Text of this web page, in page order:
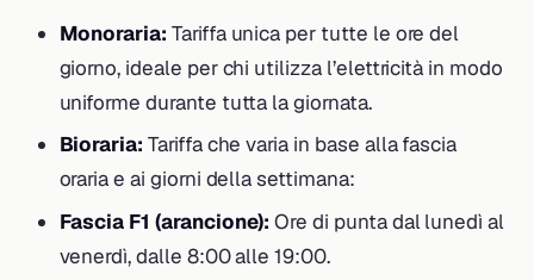
Monoraria: Tariffa unica per tutte le ore del
giorno, ideale per chi utilizza l’elettricità in modo
uniforme durante tutta la giornata.
Bioraria: Tariffa che varia in base alla fascia
oraria e ai giorni della settimana:
Fascia F1 (arancione): Ore di punta dal lunedì al
venerdì, dalle 8:00 alle 19:00.